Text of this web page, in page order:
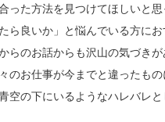
た方法を見つけてほしいと思
ら良いか」と悩んでいる方に
らのお話からも沢山の気づき
のお仕事が今までと違ったもの
空の下にいるようなハレバレ